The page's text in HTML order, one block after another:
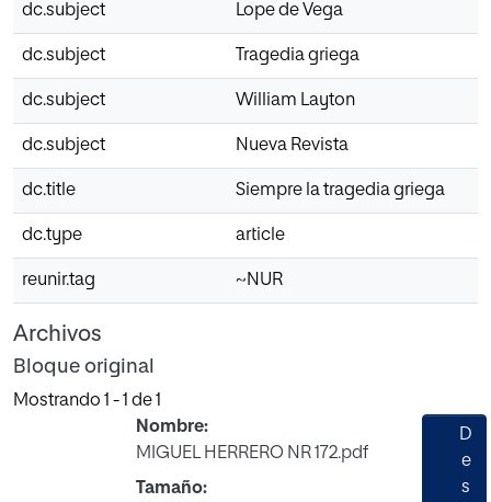
dc.subject Lope de Vega
dc.subject Tragedia griega
dc.subject William Layton
dc.subject Nueva Revista
dc.title Siempre la tragedia griega
dc.type article
reunir.tag ~NUR
Archivos
Bloque original
Mostrando 1 - 1 de 1
Nombre:
MIGUEL HERRERO NR 172.pdf
Tamaño:
D
e
s